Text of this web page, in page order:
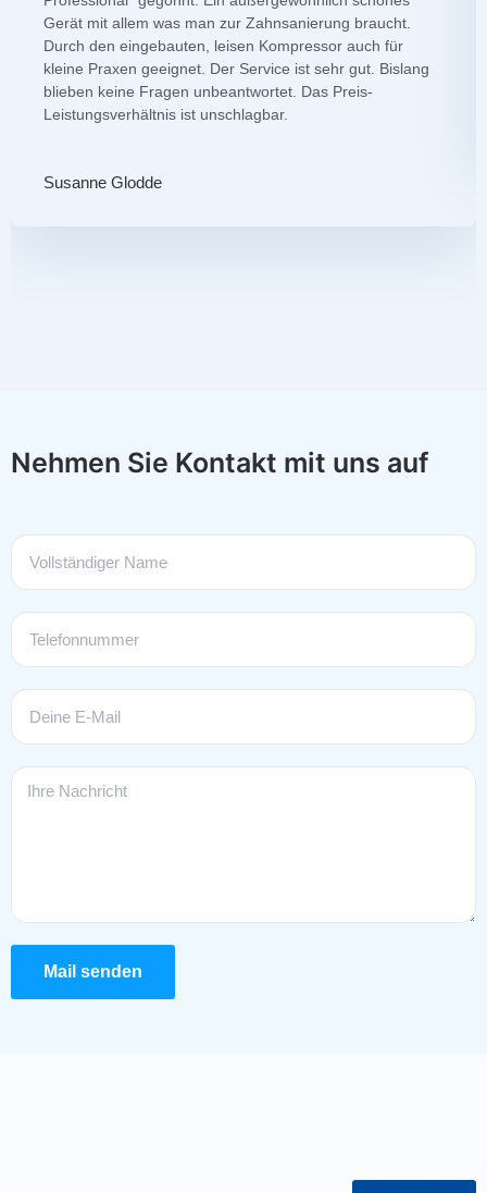
Gerät mit allem was man zur Zahnsanierung braucht.
Durch den eingebauten, leisen Kompressor auch für
kleine Praxen geeignet. Der Service ist sehr gut. Bislang
blieben keine Fragen unbeantwortet. Das Preis-
Leistungsverhältnis ist unschlagbar.
Susanne Glodde
Nehmen Sie Kontakt mit uns auf
Mail senden